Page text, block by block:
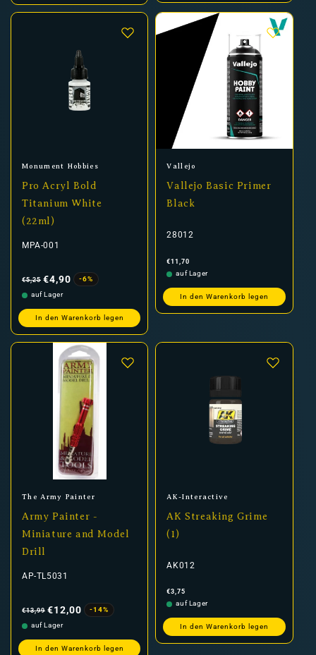
Anbieter:
Monument Hobbies
Pro Acryl Bold
Titanium White
(22ml)
MPA-001
Preis
€5,25 €4,90
-6%
auf Lager
In den Warenkorb legen
Anbieter:
Vallejo
Vallejo Basic Primer
Black
28012
Normaler
Preis
€11,70
auf Lager
In den Warenkorb legen
Anbieter:
The Army Painter
Army Painter -
Miniature and Model
Drill
AP-TL5031
Preis
€13,99 €12,00
-14%
auf Lager
In den Warenkorb legen
Anbieter:
AK-Interactive
AK Streaking Grime
(1)
AK012
Normaler
Preis
€3,75
auf Lager
In den Warenkorb legen